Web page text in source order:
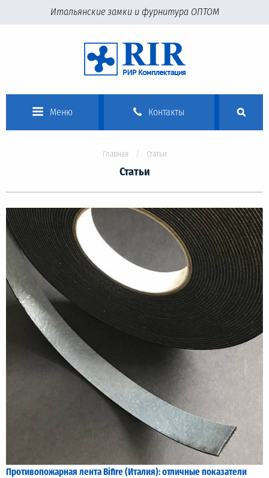
Итальянские замки и фурнитура ОПТОМ
Меню Контакты
Главная Статьи
Статьи
Противопожарная лента Bifire (Италия): отличные показатели